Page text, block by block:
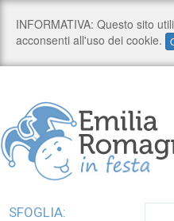
SFOGLIA: